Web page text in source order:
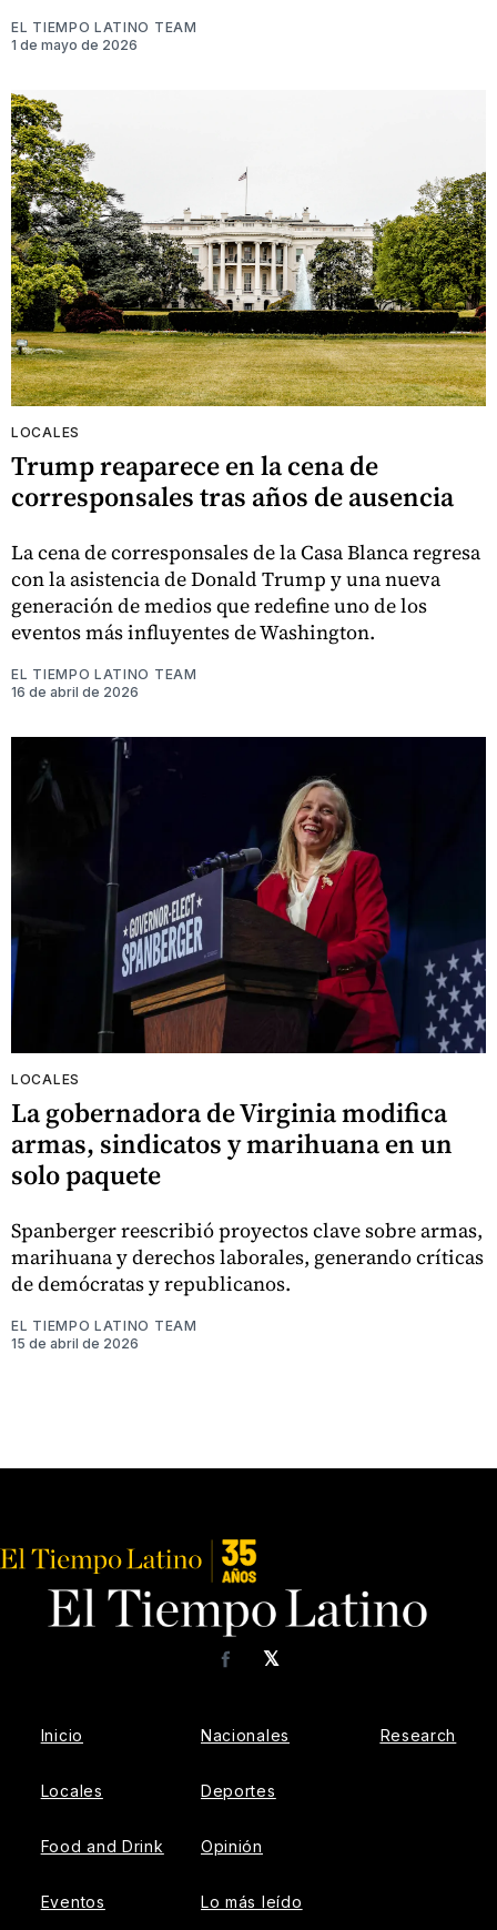
EL TIEMPO LATINO TEAM
1 de mayo de 2026
LOCALES
Trump reaparece en la cena de
corresponsales tras años de ausencia
La cena de corresponsales de la Casa Blanca regresa
con la asistencia de Donald Trump y una nueva
generación de medios que redefine uno de los
eventos más influyentes de Washington.
EL TIEMPO LATINO TEAM
16 de abril de 2026
LOCALES
La gobernadora de Virginia modifica
armas, sindicatos y marihuana en un
solo paquete
Spanberger reescribió proyectos clave sobre armas,
marihuana y derechos laborales, generando críticas
de demócratas y republicanos.
EL TIEMPO LATINO TEAM
15 de abril de 2026
𝕏
Facebook
Inicio
Locales
Food and Drink
Eventos
Nacionales
Deportes
Opinión
Lo más leído
Research